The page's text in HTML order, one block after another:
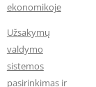
ekonomikoje
Užsakymų
valdymo
sistemos
pasirinkimas ir